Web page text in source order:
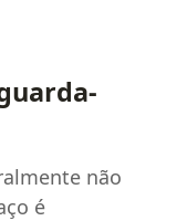
não
é